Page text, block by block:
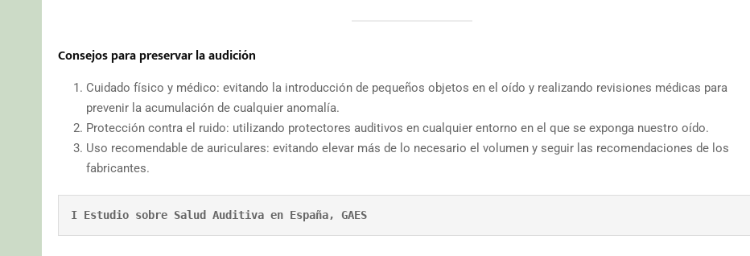
Consejos para preservar la audición
Cuidado físico y médico: evitando la introducción de pequeños objetos en el oído y realizando revisiones médicas para
prevenir la acumulación de cualquier anomalía.
Protección contra el ruido: utilizando protectores auditivos en cualquier entorno en el que se exponga nuestro oído.
Uso recomendable de auriculares: evitando elevar más de lo necesario el volumen y seguir las recomendaciones de los
fabricantes.